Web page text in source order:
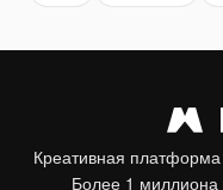
Креативная
Более 1 миллиона